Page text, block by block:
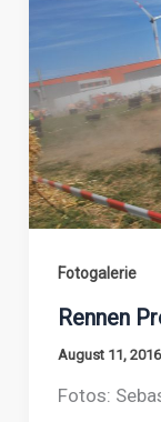
Fotogalerie
Rennen
August 11, 2016
Fotos: